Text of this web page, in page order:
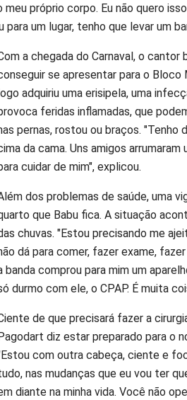
próprio corpo. Eu não quero
para um lugar, tenho que levar um
a chegada do Carnaval, o cantor
se apresentar para o Bloco
adquiriu uma erisipela, uma
feridas inflamadas, que
pernas, rostou ou braços. "Tenho
da cama. Uns amigos arrumaram
cuidar de mim", explicou.
dos problemas de saúde, uma
que Babu fica. A situação
chuvas. "Estou precisando me
dá para comer, fazer exame,
banda comprou para mim um
durmo com ele, o CPAP. É muita
de que precisará fazer a
diz estar preparado para o
com outra cabeça, ciente e
nas mudanças que eu vou ter
diante na minha vida. Você não